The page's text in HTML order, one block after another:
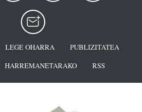
LEGE OHARRA
PUBLIZITATEA
HARREMANETARAKO RSS